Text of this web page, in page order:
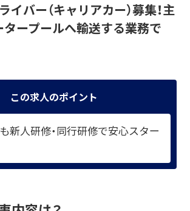
イバー（キャリアカー）募集！主
ープールへ輸送する業務で
この求人のポイント
新人研修・同行研修で安心スター